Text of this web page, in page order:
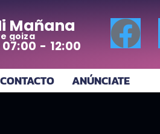
Mañana
goiza
07:00 - 12:00
CONTACTO ANÚNCIATE